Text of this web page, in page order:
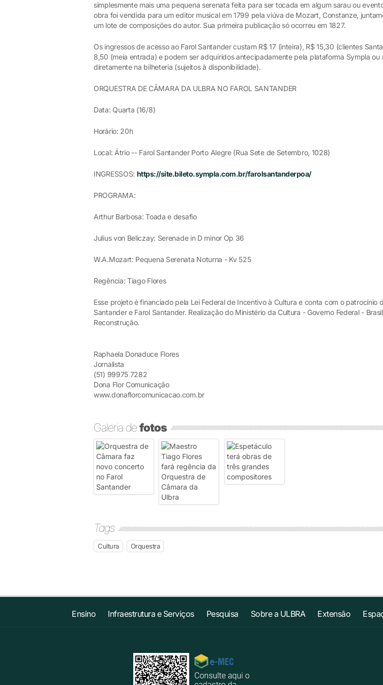
simplesmente mais uma pequena serenata feita para ser tocada em algum sarau ou
obra foi vendida para um editor musical em 1799 pela viúva de Mozart, Constanze,
um lote de composições do autor. Sua primeira publicação só ocorreu em 1827.
Os ingressos de acesso ao Farol Santander custam R$ 17 (inteira), R$ 15,30 (clientes
8,50 (meia entrada) e podem ser adquiridos antecipadamente pela plataforma Sympla ou
diretamente na bilheteria (sujeitos à disponibilidade).
ORQUESTRA DE CÂMARA DA ULBRA NO FAROL SANTANDER
Data: Quarta (16/8)
Horário: 20h
Local: Átrio -- Farol Santander Porto Alegre (Rua Sete de Setembro, 1028)
INGRESSOS: https://site.bileto.sympla.com.br/farolsantanderpoa/
PROGRAMA:
Arthur Barbosa: Toada e desafio
Julius von Beliczay: Serenade in D minor Op 36
W.A.Mozart: Pequena Serenata Noturna - Kv 525
Regência: Tiago Flores
Esse projeto é financiado pela Lei Federal de Incentivo à Cultura e conta com o patrocínio
Santander e Farol Santander. Realização do Ministério da Cultura - Governo Federal -
Reconstrução.
Raphaela Donaduce Flores
Jornalista
(51) 99975 7282
Dona Flor Comunicação
www.donaflorcomunicacao.com.br
Galeria defotos
Tags
Cultura Orquestra
Ensino Infraestrutura e Serviços Pesquisa Sobre a ULBRA Extensão